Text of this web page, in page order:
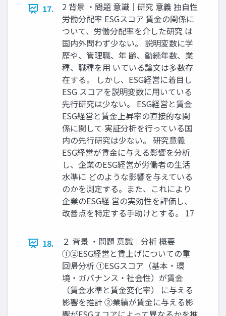
17.
2 背景 ・問題 意識｜研究 意義 独自性
労働分配率 ESGスコア 賃金の関係に
ついて、労働分配率を介した研究 は
国内外問わず少ない。 説明変数に学
歴や、管理職、年 齢、勤続年数、業
種、職種を用 いている論文は多数存
在する。 しかし、ESG経営に着目し
ESG スコアを説明変数に用いている
先行研究は少ない。 ESG経営と賃金
ESG経営と賃金上昇率の直接的な関
係に関して 実証分析を行っている国
内の先行研究は少ない。 研究意義
ESG経営が賃金に与える影響を分析
し、企業のESG経営が労働者の生活
水準に どのような影響を与えている
のかを測定する。また、これにより
企業のESG経 営の実効性を評価し、
改善点を特定する手助けとする。 17
18.
２ 背景 ・問題 意識｜分析 概要
①②ESG経営と賃上げについての重
回帰分析 ①ESGスコア（基本・環
境・ガバナンス・社会性）が賃金
（賃金水準と賃金変化率） に与える
影響を推計 ②業績が賃金に与える影